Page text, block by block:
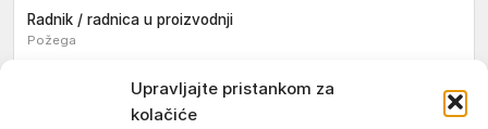
Upravljajte pristankom za
kolačiće
Radnik / radnica u proizvodnji
Požega
Sezonski pomoćni radnik / sezonska pomoćna radnica
Pomoćni pekar / pomoćna pekarica